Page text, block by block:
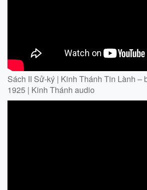
Sách II Sử-ký | Kinh Thánh Tin Lành –
1925 | Kinh Thánh audio